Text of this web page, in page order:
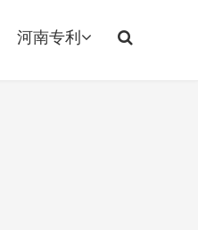
河南专利